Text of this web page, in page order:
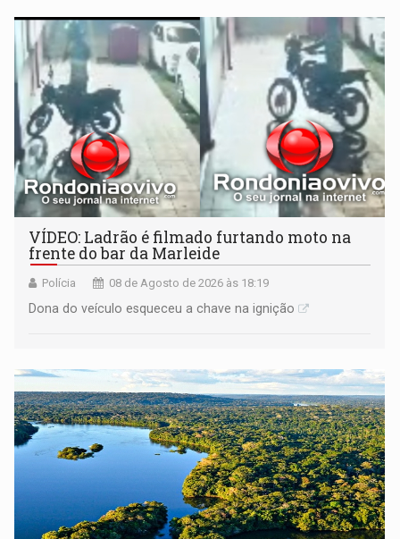
VÍDEO: Ladrão é filmado furtando moto na
frente do bar da Marleide
Polícia 08 de Agosto de 2026 às 18:19
Dona do veículo esqueceu a chave na ignição